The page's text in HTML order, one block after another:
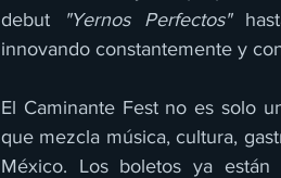
debut
"Yernos Perfectos"
innovando constantemente y
El Caminante Fest no es solo
que mezcla música, cultura,
México. Los boletos ya